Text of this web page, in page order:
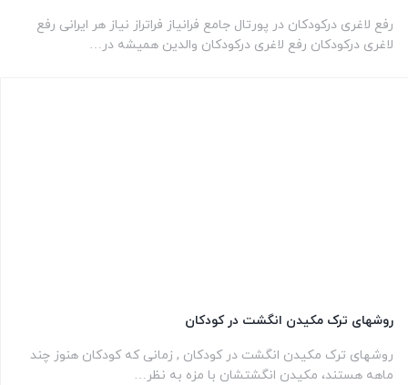
رفع لاغری درکودکان در پورتال جامع فرانیاز فراتراز نیاز هر ایرانی رفع
لاغری درکودکان رفع لاغری درکودکان والدین همیشه در…
روشهای ترک مکیدن انگشت در کودکان
روشهای ترک مکیدن انگشت در کودکان , زمانی که کودکان هنوز چند
ماهه هستند، مکیدن انگشتشان با مزه به نظر…